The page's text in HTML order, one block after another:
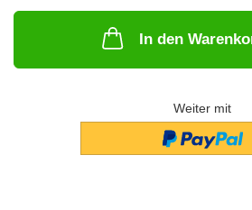
In den
Weiter mit